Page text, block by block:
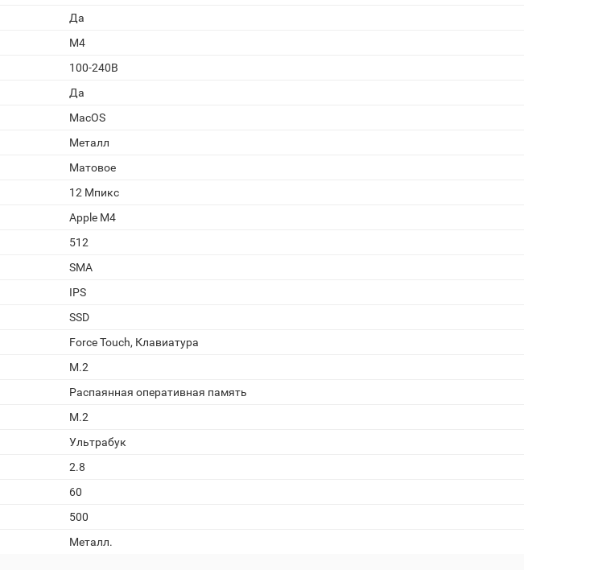
Да
M4
100-240В
Да
MacOS
Металл
Матовое
12 Мпикс
Apple M4
512
SMA
IPS
SSD
Force Touch, Клавиатура
M.2
Распаянная оперативная память
M.2
Ультрабук
2.8
60
500
Металл.